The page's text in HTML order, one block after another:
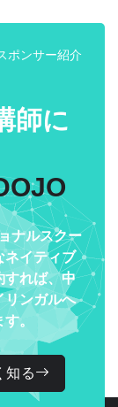
ポンサー紹介
師に
ナルスクー
ネイティブ
すれば、中
リンガルへ
。
知る